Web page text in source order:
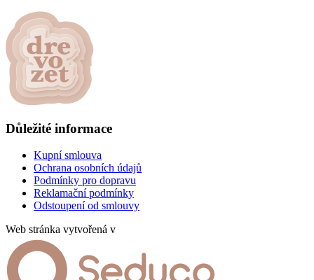
Důležité informace
Kupní smlouva
Ochrana osobních údajů
Podmínky pro dopravu
Reklamační podmínky
Odstoupení od smlouvy
Web stránka vytvořená v